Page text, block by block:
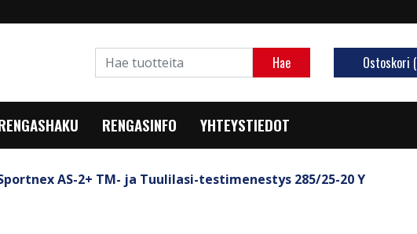
Hae Ostoskori (
RENGASINFO YHTEYSTIEDOT
AS-2+ TM- ja Tuulilasi-testimenestys 285/25-20 Y